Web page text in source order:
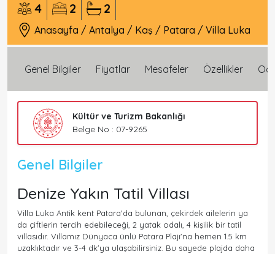
4 2 2
Anasayfa / Antalya / Kaş / Patara / Villa Luka
Genel Bilgiler Fiyatlar Mesafeler Özellikler
Kültür ve Turizm Bakanlığı
Belge No : 07-9265
Genel Bilgiler
Denize Yakın Tatil Villası
Villa Luka Antik kent Patara'da bulunan, çekirdek ailelerin ya
da çiftlerin tercih edebileceği, 2 yatak odalı, 4 kişilik bir tatil
villasıdır. Villamız Dünyaca ünlü Patara Plajı'na hemen 1.5 km
uzaklıktadır ve 3-4 dk'ya ulaşabilirsiniz. Bu sayede plajda daha